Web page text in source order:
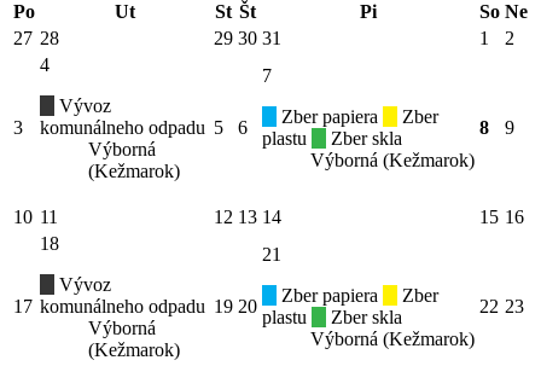
Po
Ut St Št Pi So Ne
27 28 29 30 31 1 2
3
4
Vývoz
komunálneho odpadu
Výborná
(Kežmarok)
5 6
7
Zber papiera
Zber
plastu
Zber skla
Výborná (Kežmarok)
8 9
10 11 12 13 14 15 16
17
18
Vývoz
komunálneho odpadu
Výborná
(Kežmarok)
19 20
21
Zber papiera
Zber
plastu
Zber skla
Výborná (Kežmarok)
22 23